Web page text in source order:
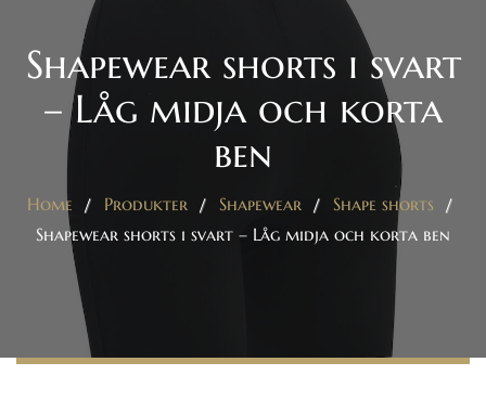
Shapewear shorts i svart
– Låg midja och korta
ben
Home Produkter Shapewear
Shape shorts
Shapewear shorts i svart – Låg midja och korta ben